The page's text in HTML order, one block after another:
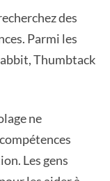
des
Parmi les
Thumbtack
ne
Les gens